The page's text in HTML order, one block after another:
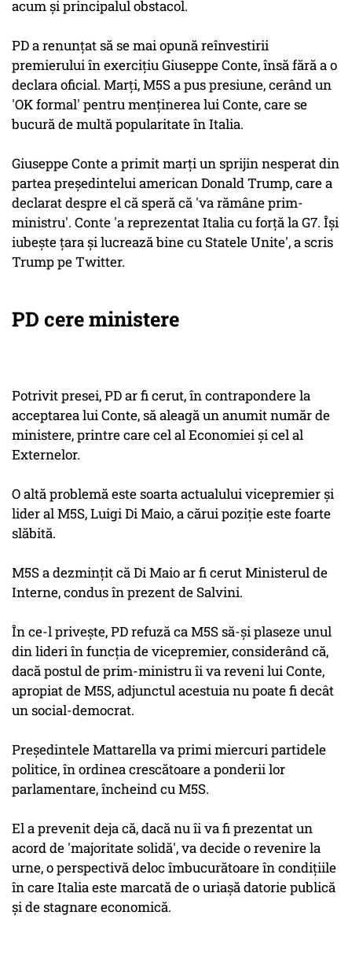
acum şi principalul obstacol.
PD a renunţat să se mai opună reînvestirii
premierului în exerciţiu Giuseppe Conte, însă fără a o
declara oficial. Marţi, M5S a pus presiune, cerând un
'OK formal' pentru menţinerea lui Conte, care se
bucură de multă popularitate în Italia.
Giuseppe Conte a primit marţi un sprijin nesperat din
partea preşedintelui american Donald Trump, care a
declarat despre el că speră că 'va rămâne prim-
ministru'. Conte 'a reprezentat Italia cu forţă la G7. Îşi
iubeşte ţara şi lucrează bine cu Statele Unite', a scris
Trump pe Twitter.
PD cere ministere
Potrivit presei, PD ar fi cerut, în contrapondere la
acceptarea lui Conte, să aleagă un anumit număr de
ministere, printre care cel al Economiei şi cel al
Externelor.
O altă problemă este soarta actualului vicepremier şi
lider al M5S, Luigi Di Maio, a cărui poziţie este foarte
slăbită.
M5S a dezminţit că Di Maio ar fi cerut Ministerul de
Interne, condus în prezent de Salvini.
În ce-l priveşte, PD refuză ca M5S să-şi plaseze unul
din lideri în funcţia de vicepremier, considerând că,
dacă postul de prim-ministru îi va reveni lui Conte,
apropiat de M5S, adjunctul acestuia nu poate fi decât
un social-democrat.
Preşedintele Mattarella va primi miercuri partidele
politice, în ordinea crescătoare a ponderii lor
parlamentare, încheind cu M5S.
El a prevenit deja că, dacă nu îi va fi prezentat un
acord de 'majoritate solidă', va decide o revenire la
urne, o perspectivă deloc îmbucurătoare în condiţiile
în care Italia este marcată de o uriaşă datorie publică
şi de stagnare economică.